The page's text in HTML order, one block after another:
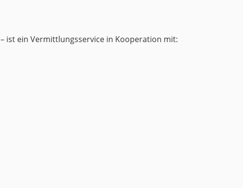
– ist ein Vermittlungsservice in Kooperation mit: